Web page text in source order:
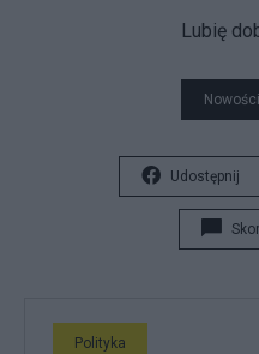
Lubię
Udostępnij
Polityka